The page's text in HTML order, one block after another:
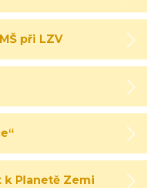
při LZV
Planetě Zemi